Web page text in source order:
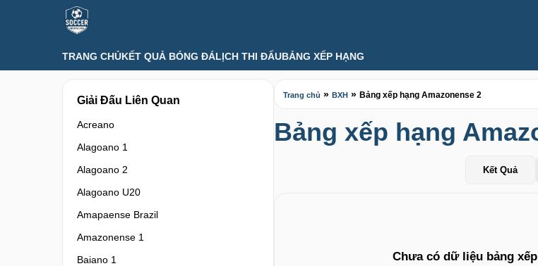
TRANG CHỦKẾT QUẢ BÓNG ĐÁLỊCH THI ĐẤUBẢNG XẾP HẠNG
Giải Đấu Liên Quan
Acreano
Alagoano 1
Alagoano 2
Alagoano U20
Amapaense Brazil
Amazonense 1
Baiano 1
Trang chủ » BXH » Bảng xếp hạng Amazonense 2
Bảng xếp hạng
Kết Quả
Chưa có dữ liệu bảng